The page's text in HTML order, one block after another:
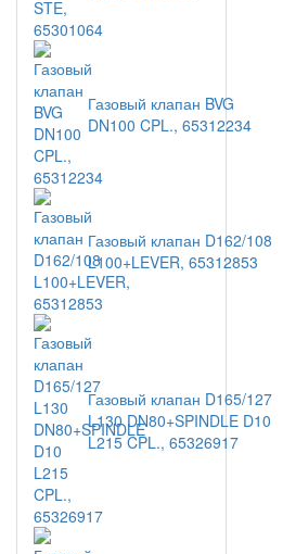
Газовый клапан BVG
DN100 CPL., 65312234
Газовый клапан D162/108
L100+LEVER, 65312853
Газовый клапан D165/127
L130 DN80+SPINDLE D10
L215 CPL., 65326917